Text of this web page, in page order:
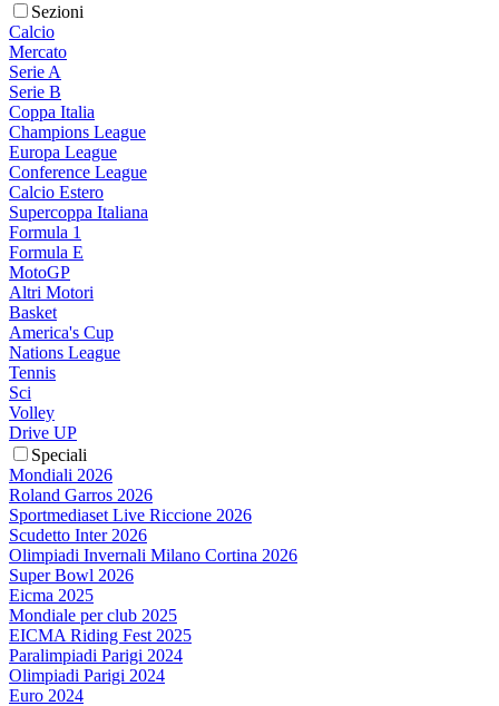
Sezioni
Calcio
Mercato
Serie A
Serie B
Coppa Italia
Champions League
Europa League
Conference League
Calcio Estero
Supercoppa Italiana
Formula 1
Formula E
MotoGP
Altri Motori
Basket
America's Cup
Nations League
Tennis
Sci
Volley
Drive UP
Speciali
Mondiali 2026
Roland Garros 2026
Sportmediaset Live Riccione 2026
Scudetto Inter 2026
Olimpiadi Invernali Milano Cortina 2026
Super Bowl 2026
Eicma 2025
Mondiale per club 2025
EICMA Riding Fest 2025
Paralimpiadi Parigi 2024
Olimpiadi Parigi 2024
Euro 2024